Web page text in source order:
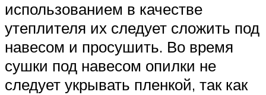
использованием в качестве
утеплителя их следует сложить под
навесом и просушить. Во время
сушки под навесом опилки не
следует укрывать пленкой, так как